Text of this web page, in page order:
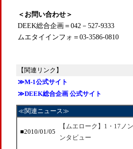
＜お問い合わせ＞
DEEK総合企画＝042－527-9333
ムエタイインフォ＝03-3586-0810
【関連リンク】
≫M-1公式サイト
≫DEEK総合企画 公式サイト
≪関連ニュース≫
■2010/01/05
【ムエローク】1・17ノ
ンタビュー